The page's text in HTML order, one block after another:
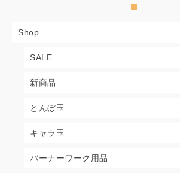
Shop
SALE
新商品
とんぼ玉
キャラ玉
バーナーワーク用品